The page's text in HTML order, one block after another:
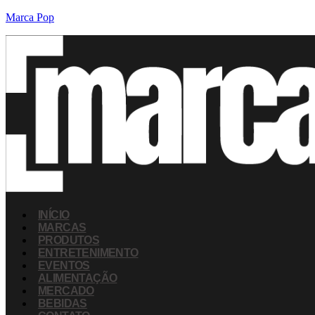
Marca Pop
INÍCIO
MARCAS
PRODUTOS
ENTRETENIMENTO
EVENTOS
ALIMENTAÇÃO
MERCADO
BEBIDAS